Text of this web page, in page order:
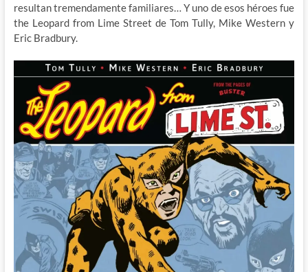
resultan tremendamente familiares… Y uno de esos héroes fue
the Leopard from Lime Street de Tom Tully, Mike Western y
Eric Bradbury.